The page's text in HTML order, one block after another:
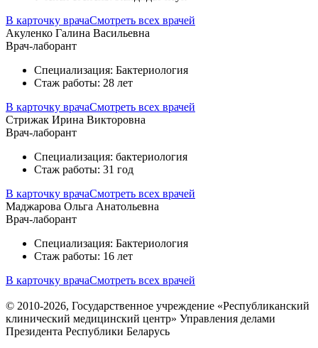
В карточку врачаСмотреть всех врачей
Акуленко Галина Васильевна
Врач-лаборант
Специализация: Бактериология
Стаж работы: 28 лет
В карточку врачаСмотреть всех врачей
Стрижак Ирина Викторовна
Врач-лаборант
Специализация: бактериология
Стаж работы: 31 год
В карточку врачаСмотреть всех врачей
Маджарова Ольга Анатольевна
Врач-лаборант
Специализация: Бактериология
Стаж работы: 16 лет
В карточку врачаСмотреть всех врачей
© 2010-2026, Государственное учреждение «Республиканский
клинический медицинский центр» Управления делами
Президента Республики Беларусь